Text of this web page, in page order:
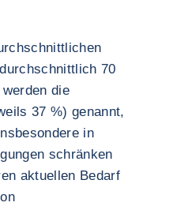
70
die
37 %) genannt,
in
schränken
aktuellen Bedarf